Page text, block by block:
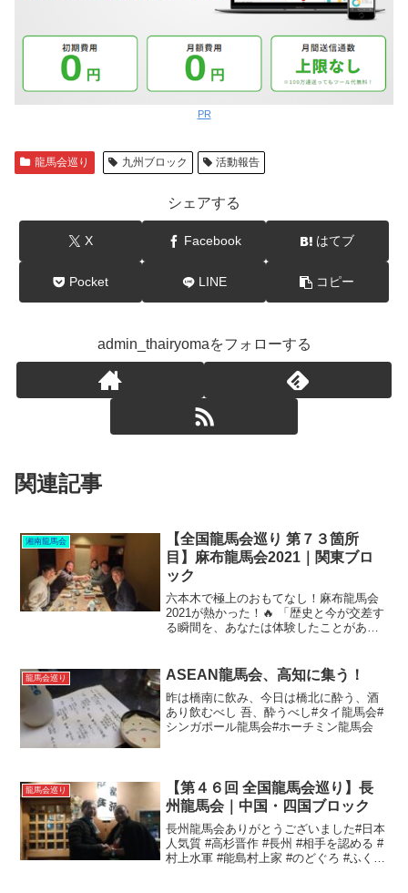
PR
龍馬会巡り 九州ブロック 活動報告
シェアする
X Facebook はてブ
Pocket LINE コピー
admin_thairyomaをフォローする
関連記事
湘南龍馬会
【全国龍馬会巡り 第７３箇所
目】麻布龍馬会2021｜関東ブロ
ック
六本木で極上のおもてなし！麻布龍馬会
2021が熱かった！🔥 「歴史と今が交差す
る瞬間を、あなたは体験したことがあり
会2021」 への表敬訪問が実現されたから
だ。普段...
龍馬会巡り ASEAN龍馬会、高知に集う！
昨は橋南に飲み、今日は橋北に酔う、酒
あり飲むべし 吾、酔うべし#タイ龍馬会#
シンガポール龍馬会#ホーチミン龍馬会
龍馬会巡り
【第４６回 全国龍馬会巡り】長
州龍馬会｜中国・四国ブロック
長州龍馬会ありがとうございました#日本
人気質 #高杉晋作 #長州 #相手を認める #
村上水軍 #能島村上家 #のどぐろ #ふく #